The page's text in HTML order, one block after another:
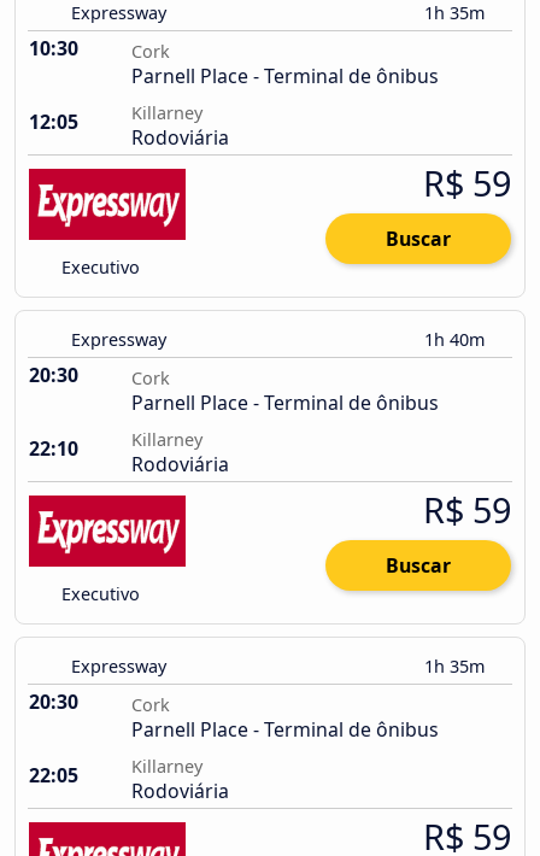
Expressway 1h 35m
10:30 Cork
Parnell Place - Terminal de ônibus
12:05
Killarney
Rodoviária
Executivo
R$ 59
Buscar
Expressway 1h 40m
20:30 Cork
Parnell Place - Terminal de ônibus
22:10
Killarney
Rodoviária
Executivo
R$ 59
Buscar
Expressway 1h 35m
20:30 Cork
Parnell Place - Terminal de ônibus
22:05
Killarney
Rodoviária
R$ 59